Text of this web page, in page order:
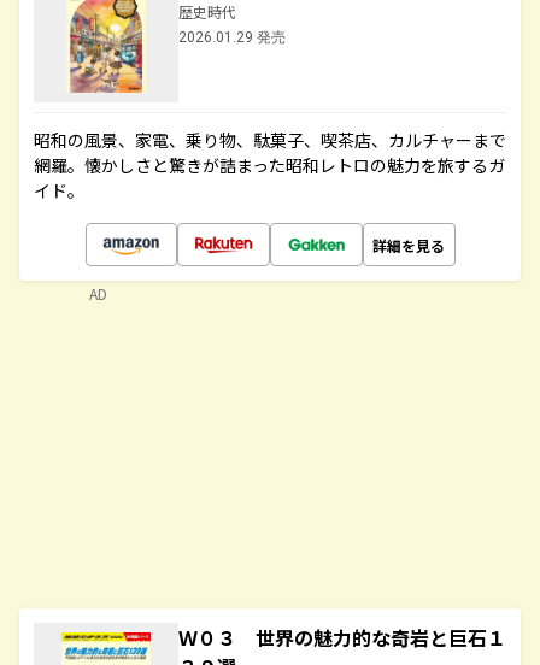
歴史時代
2026.01.29 発売
昭和の風景、家電、乗り物、駄菓子、喫茶店、カルチャーまで
網羅。懐かしさと驚きが詰まった昭和レトロの魅力を旅するガ
イド。
詳細を見る
Ｗ０３ 世界の魅力的な奇岩と巨石１
AD